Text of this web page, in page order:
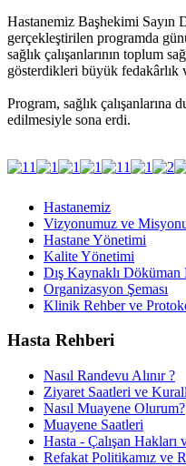
Hastanemiz Başhekimi
gerçekleştirilen programda
sağlık çalışanlarının toplum
gösterdikleri büyük fedakârlık
Program, sağlık
edilmesiyle sona erdi.
Hastanemiz
Vizyonumuz ve
Hastane Yönetimi
Kalite Yönetimi
Dış Kaynaklı Döküman
Organizasyon Şeması
Klinik Rehber ve
Hasta Rehberi
Nasıl Randevu Alınır ?
Ziyaret Saatleri ve
Nasıl Muayene Olurum?
Muayene Saatleri
Hasta - Çalışan Hakları
Refakat Politikamız ve